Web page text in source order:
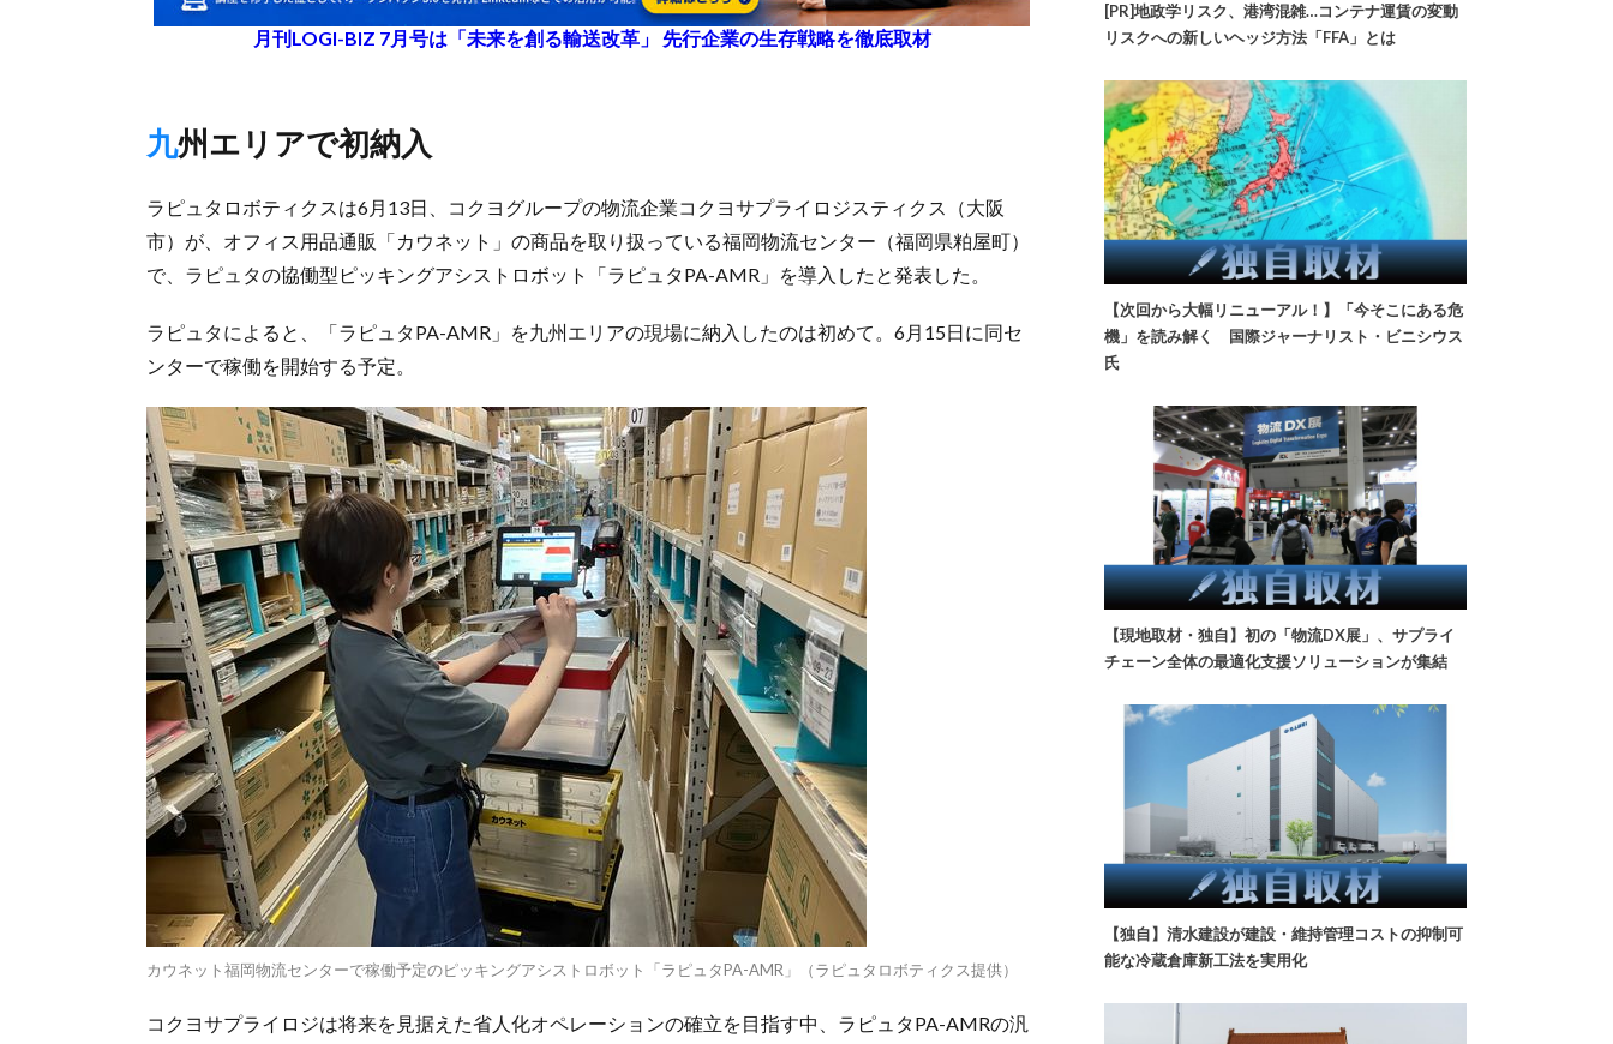
月刊LOGI-BIZ 7月号は「未来を創る輸送改革」 先行企業の生存戦略を徹底取材
九州エリアで初納入
ラピュタロボティクスは6月13日、コクヨグループの物流企業コクヨサプライロジスティクス（大阪
市）が、オフィス用品通販「カウネット」の商品を取り扱っている福岡物流センター（福岡県粕屋町）
で、ラピュタの協働型ピッキングアシストロボット「ラピュタPA-AMR」を導入したと発表した。
ラピュタによると、「ラピュタPA-AMR」を九州エリアの現場に納入したのは初めて。6月15日に同セ
ンターで稼働を開始する予定。
カウネット福岡物流センターで稼働予定のピッキングアシストロボット「ラピュタPA-AMR」（ラピュタロボティクス提供）
コクヨサプライロジは将来を見据えた省人化オペレーションの確立を目指す中、ラピュタPA-AMRの汎
[PR]地政学リスク、港湾混雑…コンテナ運賃の変動
リスクへの新しいヘッジ方法「FFA」とは
【次回から大幅リニューアル！】「今そこにある危
機」を読み解く 国際ジャーナリスト・ビニシウス
氏
【現地取材・独自】初の「物流DX展」、サプライ
チェーン全体の最適化支援ソリューションが集結
【独自】清水建設が建設・維持管理コストの抑制可
能な冷蔵倉庫新工法を実用化